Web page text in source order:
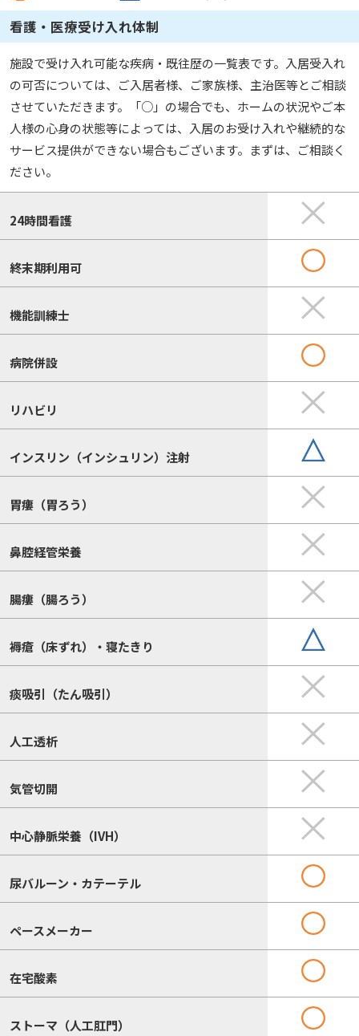
看護・医療受け入れ体制
施設で受け入れ可能な疾病・既往歴の一覧表です。入居受入れ
の可否については、ご入居者様、ご家族様、主治医等とご相談
させていただきます。「○」の場合でも、ホームの状況やご本
人様の心身の状態等によっては、入居のお受け入れや継続的な
サービス提供ができない場合もございます。まずは、ご相談く
ださい。
24時間看護
終末期利用可
機能訓練士
病院併設
リハビリ
インスリン（インシュリン）注射
胃瘻（胃ろう）
鼻腔経管栄養
腸瘻（腸ろう）
褥瘡（床ずれ）・寝たきり
痰吸引（たん吸引）
人工透析
気管切開
中心静脈栄養（IVH）
尿バルーン・カテーテル
ペースメーカー
在宅酸素
ストーマ（人工肛門）